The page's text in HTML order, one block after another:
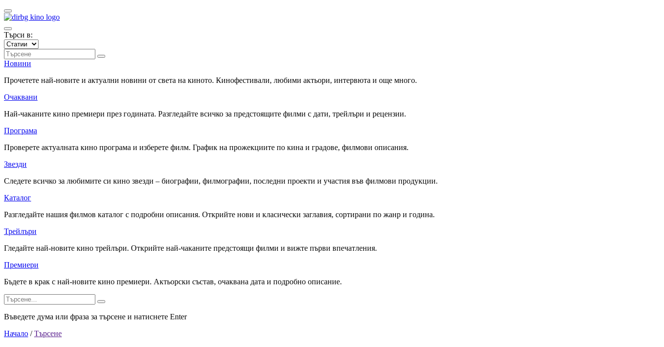
Търси в:
Новини
Прочетете най-новите и актуални новини от света на киното. Кинофестивали, любими актьори, интервюта и още много.
Очаквани
Най-чаканите кино премиери през годината. Разгледайте всичко за предстоящите филми с дати, трейлъри и рецензии.
Програма
Проверете актуалната кино програма и изберете филм. График на прожекциите по кина и градове, филмови описания.
Звезди
Следете всичко за любимите си кино звезди – биографии, филмографии, последни проекти и участия във филмови продукции.
Каталог
Разгледайте нашия филмов каталог с подробни описания. Открийте нови и класически заглавия, сортирани по жанр и година.
Трейлъри
Гледайте най-новите кино трейлъри. Открийте най-чаканите предстоящи филми и вижте първи впечатления.
Премиери
Бъдете в крак с най-новите кино премиери. Актьорски състав, очаквана дата и подробно описание.
Въведете дума или фраза за търсене и натиснете Enter
Начало / Търсене